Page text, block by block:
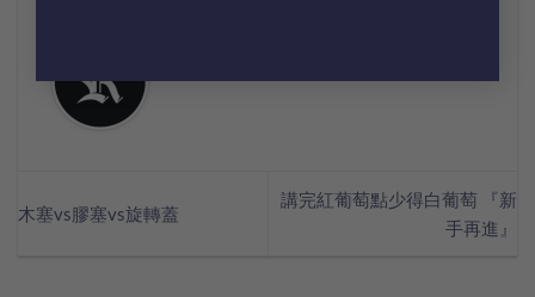
木塞vs膠塞vs旋轉蓋
講完紅葡萄點少得白葡萄 『新
手再進』